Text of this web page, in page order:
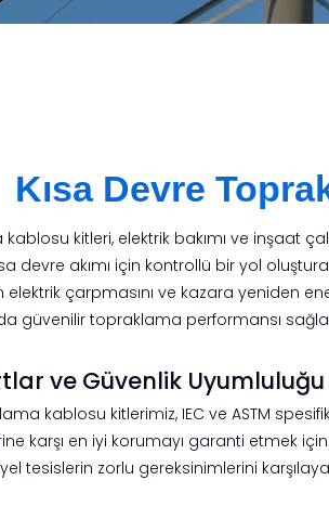
Kısa Devre
kitleri, elektrik bakımı ve inşaat
devre akımı için kontrollü bir yol
çarpmasını ve kazara yeniden
güvenilir topraklama performansı
ve Güvenlik Uyumluluğu
kablosu kitlerimiz, IEC ve ASTM
karşı en iyi korumayı garanti etmek
tesislerin zorlu gereksinimlerini